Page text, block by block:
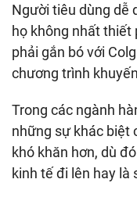
Người tiêu dùng dễ
họ không nhất thiết
phải gắn bó với
chương trình
Trong các ngành
những sự khác biệt
khó khăn hơn, dù
kinh tế đi lên hay là